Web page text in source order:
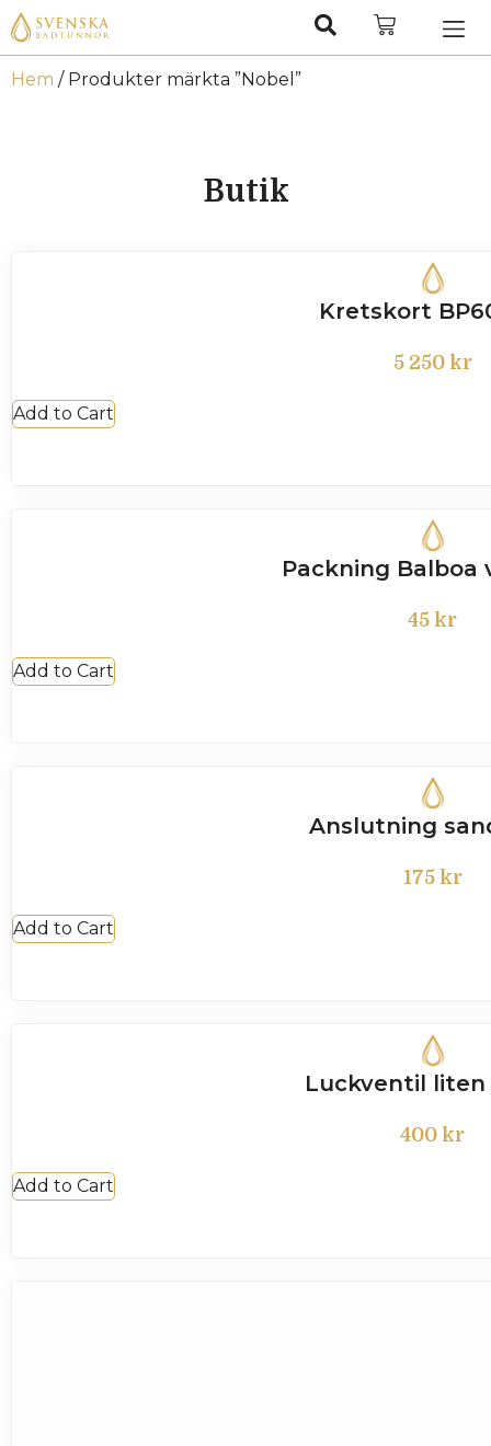
Hem / Produkter märkta ”Nobel”
Butik
Kretskort
5 250 kr
Add to Cart
Packning Balboa
45 kr
Add to Cart
Anslutning
175 kr
Add to Cart
Luckventil
400 kr
Add to Cart